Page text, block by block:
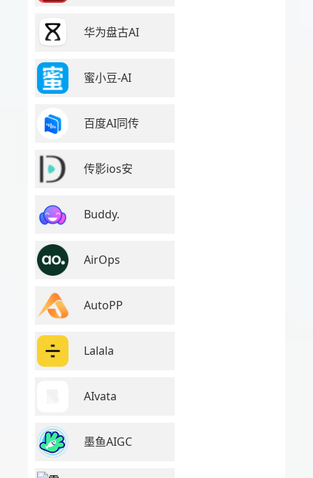
华为盘古AI
蜜小豆-AI
百度AI同传
传影ios安
Buddy.
AirOps
AutoPP
Lalala
AIvata
墨鱼AIGC